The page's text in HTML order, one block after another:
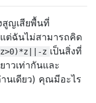
ญเสียพื้นที่
แต่ฉันไม่สามารถคิด
z เป็นสิ่งที่
วเท่ากันและ
นเดียว) คุณมีอะไร